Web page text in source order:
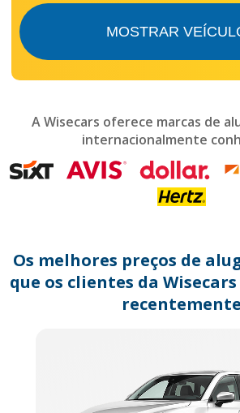
and
mark
get
the
dates.
MOSTRAR
A Wisecars oferece marcas de
internacionalmente
Os melhores preços de
que os clientes da
recentemente